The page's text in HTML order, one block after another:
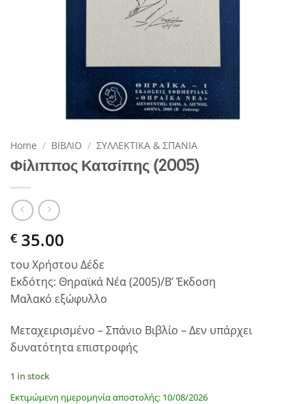
Home / ΒΙΒΛΙΟ / ΣΥΛΛΕΚΤΙΚΑ & ΣΠΑΝΙΑ
Φίλιππος Κατσίπης (2005)
€ 35.00
του Χρήστου Δέδε
Εκδότης: Θηραϊκά Νέα (2005)/Β’ Έκδοση
Μαλακό εξώφυλλο
Μεταχειρισμένο – Σπάνιο Βιβλίο – Δεν υπάρχει
δυνατότητα επιστροφής
1 in stock
Εκτιμώμενη ημερομηνία αποστολής: 10/08/2026